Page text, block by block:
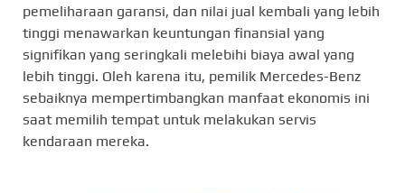
pemeliharaan garansi, dan nilai jual kembali yang lebih
tinggi menawarkan keuntungan finansial yang
signifikan yang seringkali melebihi biaya awal yang
lebih tinggi. Oleh karena itu, pemilik Mercedes-Benz
sebaiknya mempertimbangkan manfaat ekonomis ini
saat memilih tempat untuk melakukan servis
kendaraan mereka.